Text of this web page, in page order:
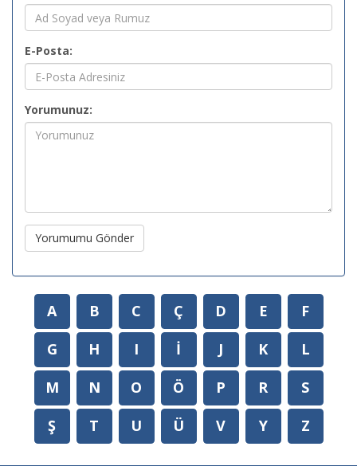
E-Posta:
Yorumunuz:
Yorumumu Gönder
A B C Ç D E
F
G
H I İ J K
L
M
N O Ö P R
S
Ş
T U Ü V Y Z